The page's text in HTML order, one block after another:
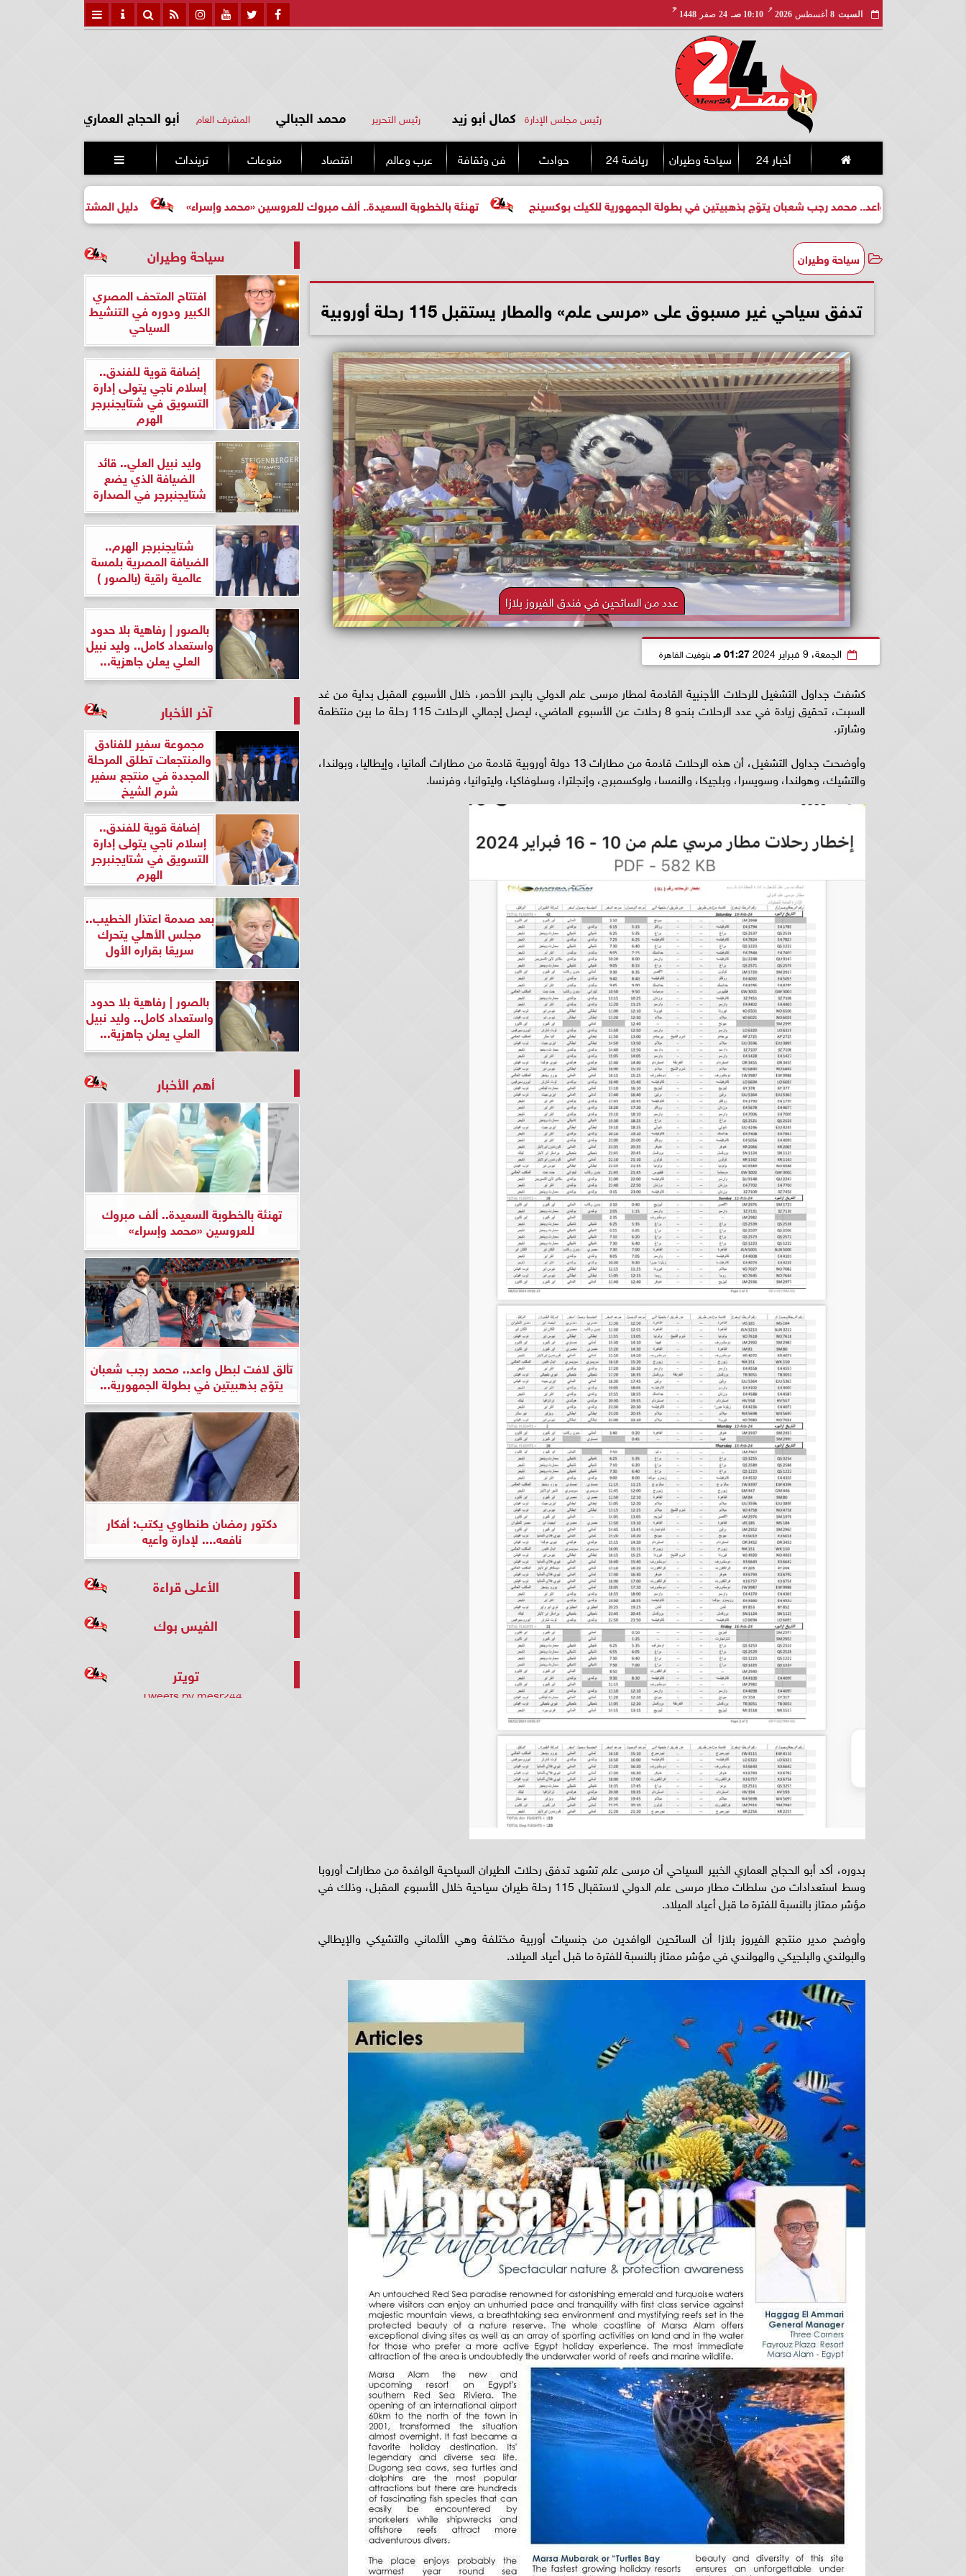
السبت 8 أغسطس 2026
مـ
10:10 صـ 24 صفر 1448
هـ
رئيس مجلس الإدارة كمال أبو زيد رئيس التحرير محمد الجبالي المشرف العام أبو الحجاج العماري
أخبار 24 سياحة وطيران رياضة 24 حوادث فن وثقافة عرب وعالم اقتصاد منوعات تريندات 
دليل المشتري لأول مرة لاختيار مشروع عقاري تهنئة بالخطوبة السعيدة.. ألف مبروك للعروسين «محمد وإسراء» محمد رجب شعبان يتوّج بذهبيتين في بطولة الجمهورية للكيك بوكسينج
سياحة وطيران
تدفق سياحي غير مسبوق على «مرسى علم» والمطار يستقبل 115 رحلة أوروبية
عدد من السائحين في فندق الفيروز بلازا
الجمعة، 9 فبراير 2024 01:27 مـ بتوقيت القاهرة
كشفت جداول التشغيل للرحلات الأجنبية القادمة لمطار مرسى علم الدولي بالبحر الأحمر، خلال الأسبوع المقبل بداية من غد
السبت، تحقيق زيادة في عدد الرحلات بنحو 8 رحلات عن الأسبوع الماضي، ليصل إجمالي الرحلات 115 رحلة ما بين منتظمة
وشارتر.
وأوضحت جداول التشغيل، أن هذه الرحلات قادمة من مطارات 13 دولة أوروبية قادمة من مطارات ألمانيا، وإيطاليا، وبولندا،
والتشيك، وهولندا، وسويسرا، وبلجيكا، والنمسا، ولوكسمبرج، وإنجلترا، وسلوفاكيا، وليتوانيا، وفرنسا.
بدوره، أكد أبو الحجاج العماري الخبير السياحي أن مرسى علم تشهد تدفق رحلات الطيران السياحية الوافدة من مطارات أوروبا
وسط استعدادات من سلطات مطار مرسى علم الدولي لاستقبال 115 رحلة طيران سياحية خلال الأسبوع المقبل، وذلك في
مؤشر ممتاز بالنسبة للفترة ما قبل أعياد الميلاد.
وأوضح مدير منتجع الفيروز بلازا أن السائحين الوافدين من جنسيات أوربية مختلفة وهي الألماني والتشيكي والإيطالي
والبولندي والبلجيكي والهولندي في مؤشر ممتاز بالنسبة للفترة ما قبل أعياد الميلاد.
سياحة وطيران
افتتاح المتحف المصري
الكبير ودوره في التنشيط
السياحي
إضافة قوية للفندق..
إسلام ناجي يتولى إدارة
التسويق في شتايجنبرجر
الهرم
وليد نبيل العلي.. قائد
الضيافة الذي يضع
شتايجنبرجر في الصدارة
شتايجنبرجر الهرم..
الضيافة المصرية بلمسة
عالمية راقية (بالصور )
بالصور | رفاهية بلا حدود
واستعداد كامل.. وليد نبيل
العلي يعلن جاهزية...
آخر الأخبار
مجموعة سفير للفنادق
والمنتجعات تطلق المرحلة
المجددة في منتجع سفير
شرم الشيخ
إضافة قوية للفندق..
إسلام ناجي يتولى إدارة
التسويق في شتايجنبرجر
الهرم
بعد صدمة اعتذار الخطيب..
مجلس الأهلي يتحرك
سريعًا بقراره الأول
بالصور | رفاهية بلا حدود
واستعداد كامل.. وليد نبيل
العلي يعلن جاهزية...
أهم الأخبار
تهنئة بالخطوبة السعيدة.. ألف مبروك
للعروسين «محمد وإسراء»
تألق لافت لبطل واعد.. محمد رجب شعبان
يتوّج بذهبيتين في بطولة الجمهورية...
دكتور رمضان طنطاوي يكتب: أفكار
نافعه.... لإدارة واعيه
الأعلى قراءة
الفيس بوك
تويتر
Tweets by mesr244